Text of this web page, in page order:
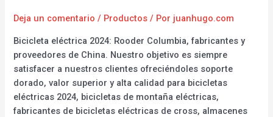
Deja un comentario / Productos / Por juanhugo.com
Bicicleta eléctrica 2024: Rooder Columbia, fabricantes y
proveedores de China. Nuestro objetivo es siempre
satisfacer a nuestros clientes ofreciéndoles soporte
dorado, valor superior y alta calidad para bicicletas
eléctricas 2024, bicicletas de montaña eléctricas,
fabricantes de bicicletas eléctricas de cross, almacenes